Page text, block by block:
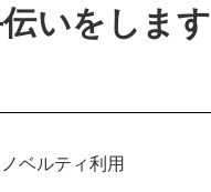
いをします
ベルティ利用